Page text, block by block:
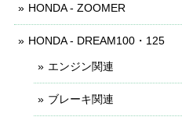
HONDA - ZOOMER
HONDA - DREAM100・125
エンジン関連
ブレーキ関連